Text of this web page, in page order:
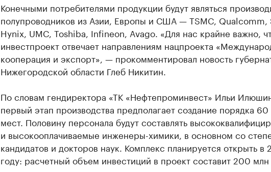
Конечными потребителями продукции будут являться
полупроводников из Азии, Европы и США — TSMC, Qualcomm,
Hynix, UMC, Toshiba, Infineon, Avago. «Для нас крайне важно,
инвестпроект отвечает направлениям нацпроекта
кооперация и экспорт», — прокомментировал новость
Нижегородской области Глеб Никитин.
По словам гендиректора «ТК «Нефтепроминвест» Ильи
первый этап производства предполагает создание порядка
мест. Половину персонала будут составлять
и высокооплачиваемые инженеры-химики, в основном со
кандидатов и докторов наук. Комплекс планируется открыть в
году: расчетный объем инвестиций в проект составит 200 млн